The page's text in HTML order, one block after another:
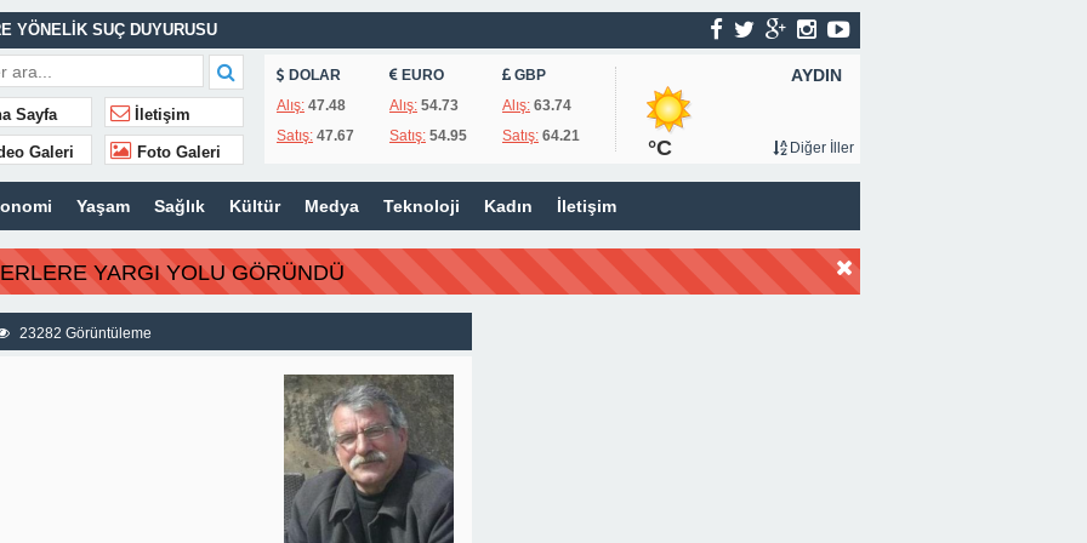
YÖNELİK SUÇ DUYURUSU
EFE İBRİKOĞLU’NUN ADI VERİLDİ
UNUTULMADI
Sayfa İletişim
Galeri Foto Galeri
DOLAR
Alış: 47.48
Satış: 47.67
EURO
Alış:54.73
Satış:54.95
GBP
Alış:63.74
Satış:64.21
AYDIN
°C Diğer İller
Yaşam Sağlık Kültür Medya Teknoloji Kadın İletişim
YARGI YOLU GÖRÜNDÜ
23282 Görüntüleme